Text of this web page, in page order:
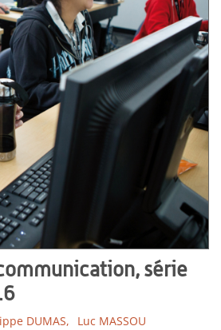
série
DUMAS, Luc MASSOU